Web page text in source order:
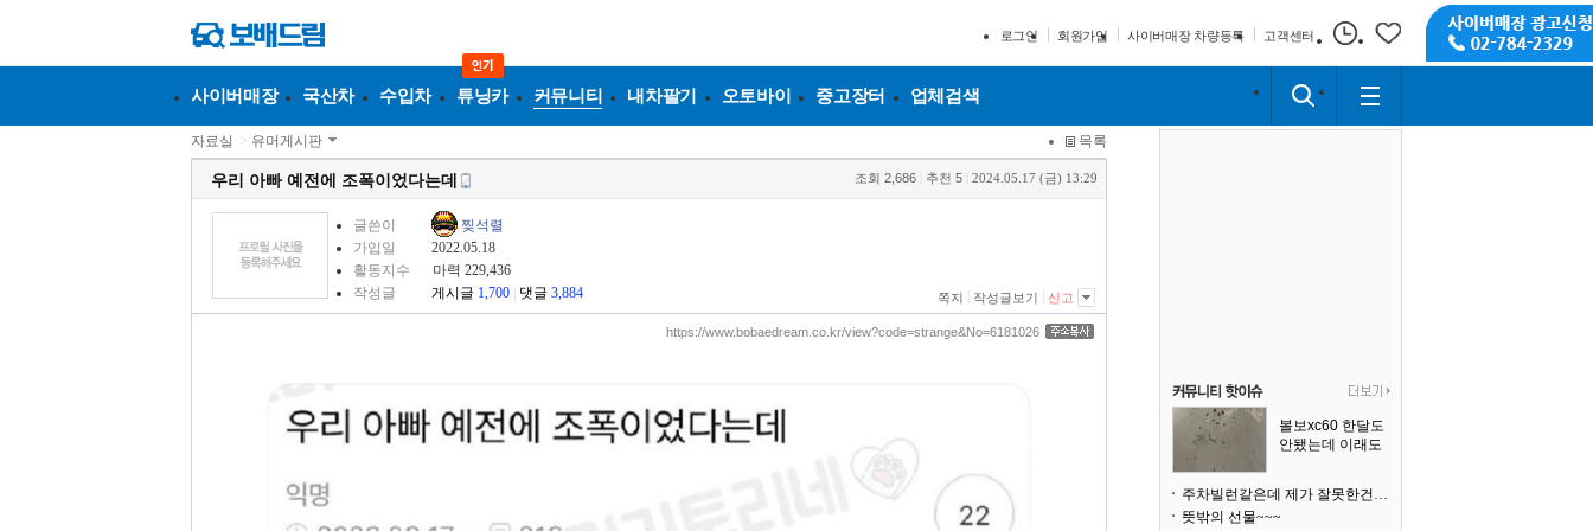
로그인 회원가입 사이버매장 차량등록 고객센터
사이버매장 국산차 수입차 튜닝카 커뮤니티 내차팔기 오토바이 중고장터 업체검색
자료실 > 유머게시판 목록
우리 아빠 예전에 조폭이었다는데 조회 2,686 추천 5 2024.05.17 (금) 13:29
글쓴이
찢석렬
가입일
2022.05.18
활동지수
마력 229,436
작성글
게시글 1,700 댓글 3,884 쪽지 작성글보기 신고
https://www.bobaedream.co.kr/view?code=strange&No=6181026
볼보xc60 한달도
안됐는데 이래도
주차빌런같은데 제가 잘못한건가요
뜻밖의 선물~~~